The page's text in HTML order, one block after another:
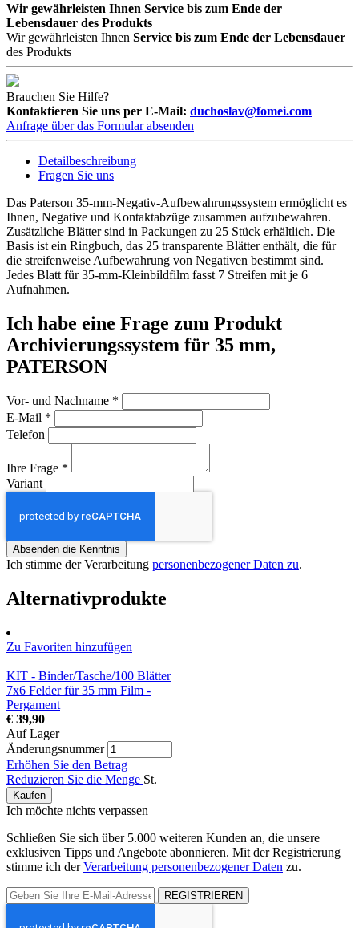
Wir gewährleisten Ihnen Service bis zum Ende der
Lebensdauer des Produkts
Wir gewährleisten Ihnen Service bis zum Ende der Lebensdauer
des Produkts
Brauchen Sie Hilfe?
Kontaktieren Sie uns per E-Mail: duchoslav@fomei.com
Anfrage über das Formular absenden
Detailbeschreibung
Fragen Sie uns
Das Paterson 35-mm-Negativ-Aufbewahrungssystem ermöglicht es
Ihnen, Negative und Kontaktabzüge zusammen aufzubewahren.
Zusätzliche Blätter sind in Packungen zu 25 Stück erhältlich. Die
Basis ist ein Ringbuch, das 25 transparente Blätter enthält, die für
die streifenweise Aufbewahrung von Negativen bestimmt sind.
Jedes Blatt für 35-mm-Kleinbildfilm fasst 7 Streifen mit je 6
Aufnahmen.
Ich habe eine Frage zum Produkt
Archivierungssystem für 35 mm,
PATERSON
Vor- und Nachname *
E-Mail *
Telefon
Ihre Frage *
Variant
Absenden die Kenntnis
Ich stimme der Verarbeitung personenbezogener Daten zu.
Alternativprodukte
Zu Favoriten hinzufügen
KIT - Binder/Tasche/100 Blätter
7x6 Felder für 35 mm Film -
Pergament
€ 39,90
Auf Lager
Änderungsnummer
Erhöhen Sie den Betrag
Reduzieren Sie die Menge St.
Kaufen
Ich möchte nichts verpassen
Schließen Sie sich über 5.000 weiteren Kunden an, die unsere
exklusiven Tipps und Angebote abonnieren. Mit der Registrierung
stimme ich derVerarbeitung personenbezogener Daten zu.
REGISTRIEREN